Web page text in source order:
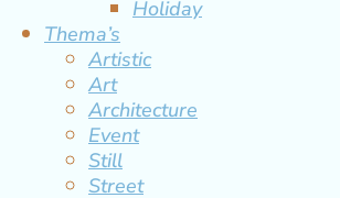
Holiday
Thema’s
Artistic
Art
Architecture
Event
Still
Street